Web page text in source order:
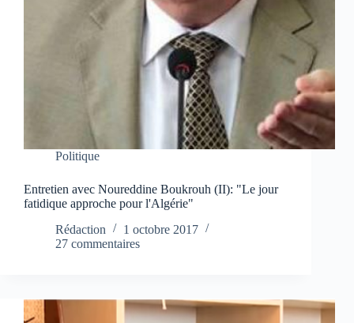
Politique
Entretien avec Noureddine Boukrouh (II): "Le jour
fatidique approche pour l'Algérie"
Rédaction
1 octobre 2017
27 commentaires